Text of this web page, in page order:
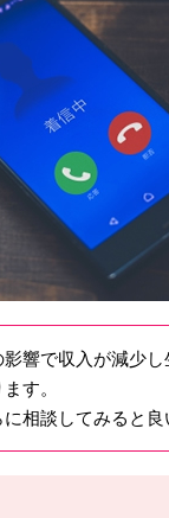
響で収入が減少
す。
相談してみると良